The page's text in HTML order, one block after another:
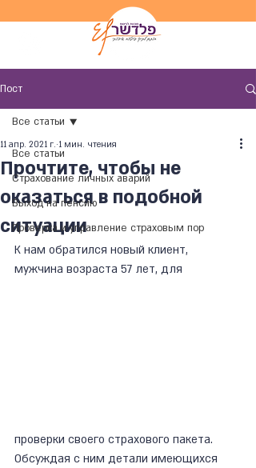
Пост
Все статьи
Страхование личных аварий
Выход на пенсию
Проверка и управление страховым пор
Все статьи
Прочтите, чтобы не
оказаться в подобной
ситуации
11 апр. 2021 г. 1 мин. чтения
К нам обратился новый клиент,
мужчина возраста 57 лет, для
проверки своего страхового пакета.
Обсуждая с ним детали имеющихся